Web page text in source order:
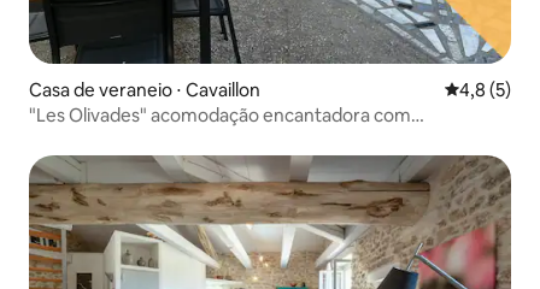
Casa de veraneio ⋅ Cavaillon 4,8 de
4,8 (5)
"Les Olivades" acomodação encantadora com